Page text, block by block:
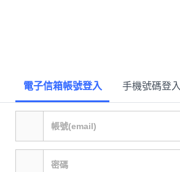
電子信箱帳號登入 手機號碼登入